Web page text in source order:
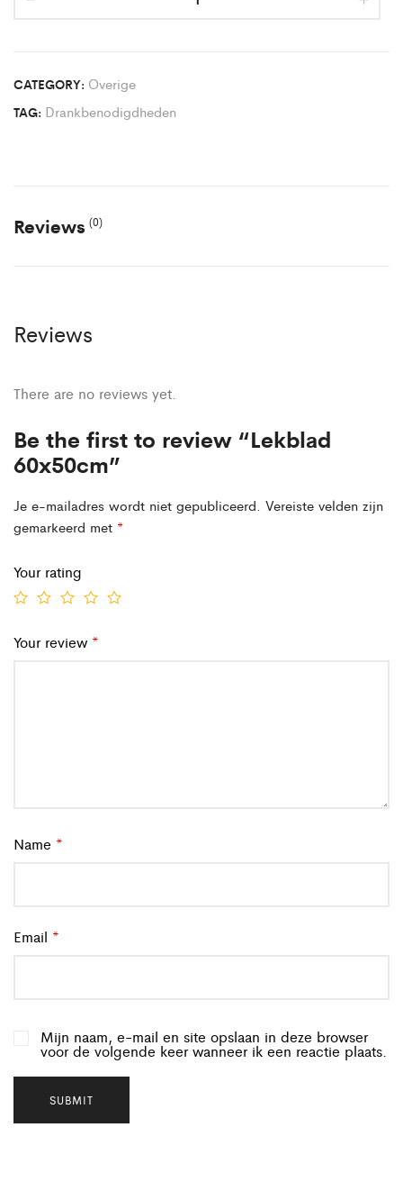
CATEGORY: Overige
TAG: Drankbenodigdheden
Reviews(0)
Reviews
There are no reviews yet.
Be the first to review “Lekblad
60x50cm”
Je e-mailadres wordt niet gepubliceerd. Vereiste velden zijn
gemarkeerd met *
Your rating
Your review *
Name *
Email *
Mijn naam, e-mail en site opslaan in deze browser
voor de volgende keer wanneer ik een reactie plaats.